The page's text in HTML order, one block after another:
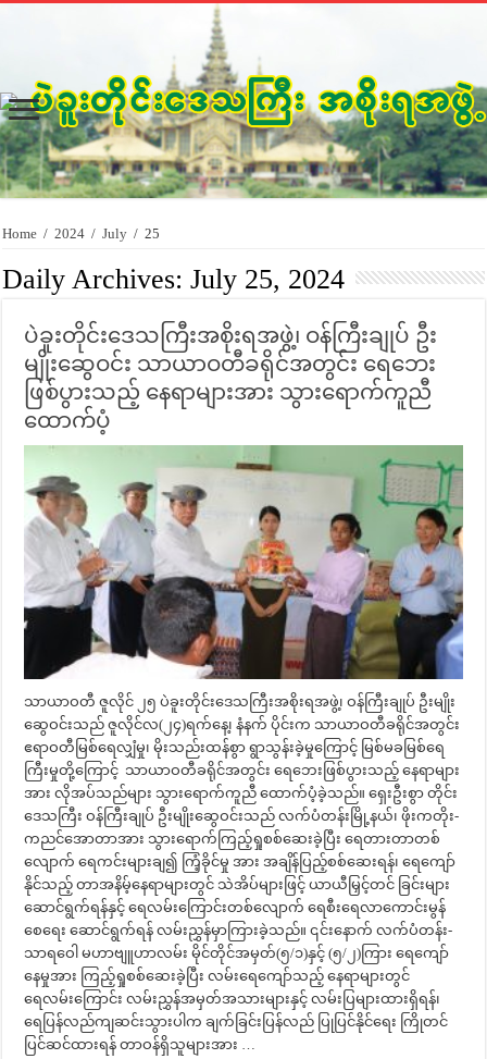
Home / 2024 / July / 25
Daily Archives:July 25, 2024
ပဲခူးတိုင်းဒေသကြီးအစိုးရအဖွဲ့၊ ဝန်ကြီးချုပ် ဦး
မျိုးဆွေဝင်း သာယာဝတီခရိုင်အတွင်း ရေဘေး
ဖြစ်ပွားသည့် နေရာများအား သွားရောက်ကူညီ
ထောက်ပံ့
သာယာဝတီ ဇူလိုင် ၂၅ ပဲခူးတိုင်းဒေသကြီးအစိုးရအဖွဲ့၊ ဝန်ကြီးချုပ် ဦးမျိုး
ဆွေဝင်းသည် ဇူလိုင်လ(၂၄)ရက်နေ့၊ နံနက် ပိုင်းက သာယာဝတီခရိုင်အတွင်း
ဧရာဝတီမြစ်ရေလျှံမှု၊ မိုးသည်းထန်စွာ ရွာသွန်းခဲ့မှုကြောင့် မြစ်မခမြစ်ရေ
ကြီးမှုတို့ကြောင့် သာယာဝတီခရိုင်အတွင်း ရေဘေးဖြစ်ပွားသည့် နေရာများ
အား လိုအပ်သည်များ သွားရောက်ကူညီ ထောက်ပံ့ခဲ့သည်။ ရှေးဦးစွာ တိုင်း
ဒေသကြီး ဝန်ကြီးချုပ် ဦးမျိုးဆွေဝင်းသည် လက်ပံတန်းမြို့နယ်၊ ဖိုးကတိုး-
ကညင်အောတာအား သွားရောက်ကြည့်ရှုစစ်ဆေးခဲ့ပြီး ရေတားတာတစ်
လျောက် ရေကင်းများချ၍ ကြံ့ခိုင်မှု အား အချိန်ပြည့်စစ်ဆေးရန်၊ ရေကျော်
နိုင်သည့် တာအနိမ့်နေရာများတွင် သဲအိပ်များဖြင့် ယာယီမြှင့်တင် ခြင်းများ
ဆောင်ရွက်ရန်နှင့် ရေလမ်းကြောင်းတစ်လျောက် ရေစီးရေလာကောင်းမွန်
စေရေး ဆောင်ရွက်ရန် လမ်းညွှန်မှာကြားခဲ့သည်။ ၎င်းနောက် လက်ပံတန်း-
သာရဝေါ မဟာဗျူဟာလမ်း မိုင်တိုင်အမှတ်(၅/၁)နှင့် (၅/၂)ကြား ရေကျော်
နေမှုအား ကြည့်ရှုစစ်ဆေးခဲ့ပြီး လမ်းရေကျော်သည့် နေရာများတွင်
ရေလမ်းကြောင်း လမ်းညွှန်အမှတ်အသားများနှင့် လမ်းပြများထားရှိရန်၊
ရေပြန်လည်ကျဆင်းသွားပါက ချက်ခြင်းပြန်လည် ပြုပြင်နိုင်ရေး ကြိုတင်
ပြင်ဆင်ထားရန် တာဝန်ရှိသူများအား …